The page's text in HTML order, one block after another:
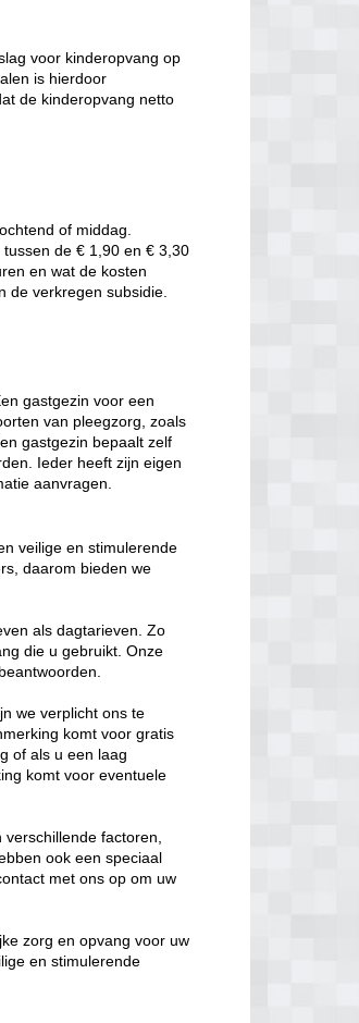
voor kinderopvang op
is hierdoor
de kinderopvang netto
of middag.
de € 1,90 en € 3,30
en wat de kosten
de verkregen subsidie.
gastgezin voor een
van pleegzorg, zoals
gastgezin bepaalt zelf
Ieder heeft zijn eigen
aanvragen.
veilige en stimulerende
daarom bieden we
als dagtarieven. Zo
die u gebruikt. Onze
we verplicht ons te
komt voor gratis
of als u een laag
komt voor eventuele
factoren,
ook een speciaal
met ons op om uw
zorg en opvang voor uw
en stimulerende